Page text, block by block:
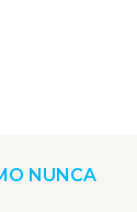
NUNCA